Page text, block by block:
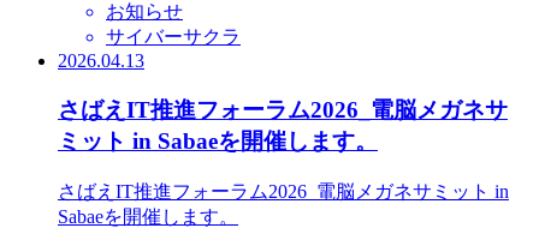
お知らせ
サイバーサクラ
2026.04.13
さばえIT推進フォーラム2026_電脳メガネサ
ミット in Sabaeを開催します。
さばえIT推進フォーラム2026_電脳メガネサミット in
Sabaeを開催します。